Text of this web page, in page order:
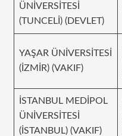
ÜNİVERSİTESİ
(TUNCELİ) (DEVLET)
YAŞAR ÜNİVERSİTESİ
(İZMİR) (VAKIF)
İSTANBUL MEDİPOL
ÜNİVERSİTESİ
(İSTANBUL) (VAKIF)